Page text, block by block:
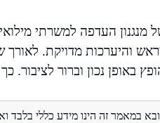
מנגנון העדפה למשרתי
והיערכות מדויקת. לאורך
באופן נכון וברור לציבור.
במאמר זה הינו מידע כללי בלבד